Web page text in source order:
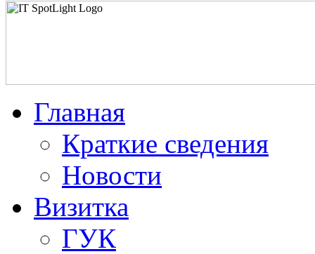
Главная
Краткие сведения
Новости
Визитка
ГУК